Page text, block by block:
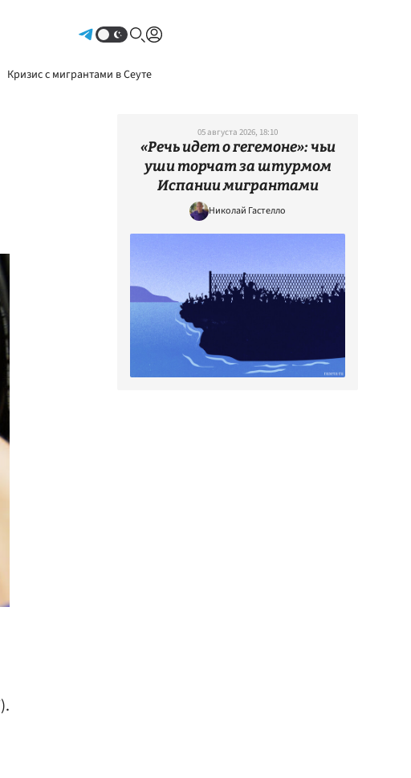
Кризис с мигрантами в Сеуте
05 августа 2026, 18:10
«Речь идет о гегемоне»: чьи
уши торчат за штурмом
Испании мигрантами
Николай Гастелло